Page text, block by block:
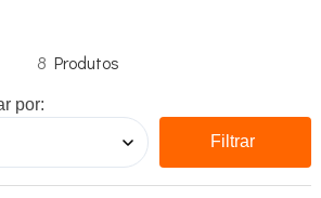
desde o profissional autônomo até grandes
máquina de solda, considere o tipo de metal que
das peças, a frequência de uso e o local de
e pequenas oficinas, inversores compactos
bem. Para produção contínua e chapas mais
MAG a partir de 200 A são mais indicadas.
8
por:
Filtrar